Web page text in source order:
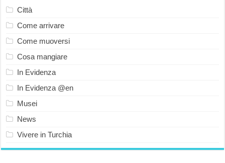
Città
Come arrivare
Come muoversi
Cosa mangiare
In Evidenza
In Evidenza @en
Musei
News
Vivere in Turchia